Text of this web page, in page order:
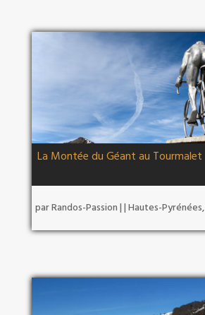
La Montée du Géant au Tourmalet
parRandos-Passion | | Hautes-Pyrénées,